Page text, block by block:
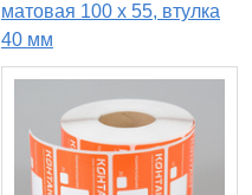
матовая 100 x 55, втулка
40 мм